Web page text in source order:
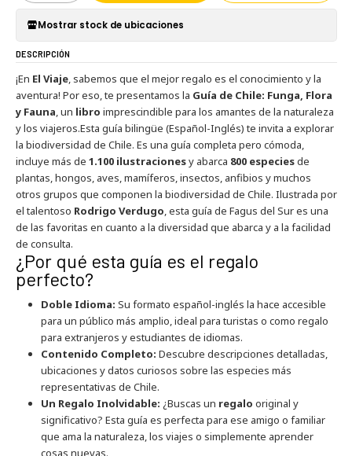
Mostrar stock de ubicaciones
DESCRIPCIÓN
¡En El Viaje, sabemos que el mejor regalo es el conocimiento y la
aventura! Por eso, te presentamos la Guía de Chile: Funga, Flora
y Fauna, un libro imprescindible para los amantes de la naturaleza
y los viajeros.Esta guía bilingüe (Español-Inglés) te invita a explorar
la biodiversidad de Chile. Es una guía completa pero cómoda,
incluye más de 1.100 ilustracionesy abarca 800 especiesde
plantas, hongos, aves, mamíferos, insectos, anfibios y muchos
otros grupos que componen la biodiversidad de Chile. Ilustrada por
el talentoso Rodrigo Verdugo, esta guía de Fagus del Sur es una
de las favoritas en cuanto a la diversidad que abarca y a la facilidad
de consulta.
¿Por qué esta guía es el regalo
perfecto?
Doble Idioma: Su formato español-inglés la hace accesible
para un público más amplio, ideal para turistas o como regalo
para extranjeros y estudiantes de idiomas.
Contenido Completo: Descubre descripciones detalladas,
ubicaciones y datos curiosos sobre las especies más
representativas de Chile.
Un Regalo Inolvidable: ¿Buscas un regalo original y
significativo? Esta guía es perfecta para ese amigo o familiar
que ama la naturaleza, los viajes o simplemente aprender
cosas nuevas.